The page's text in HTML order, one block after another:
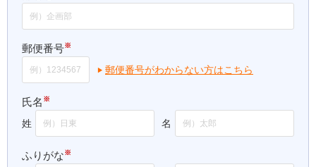
郵便番号※
郵便番号がわからない方はこちら
氏名 ※
姓 名
ふりがな※